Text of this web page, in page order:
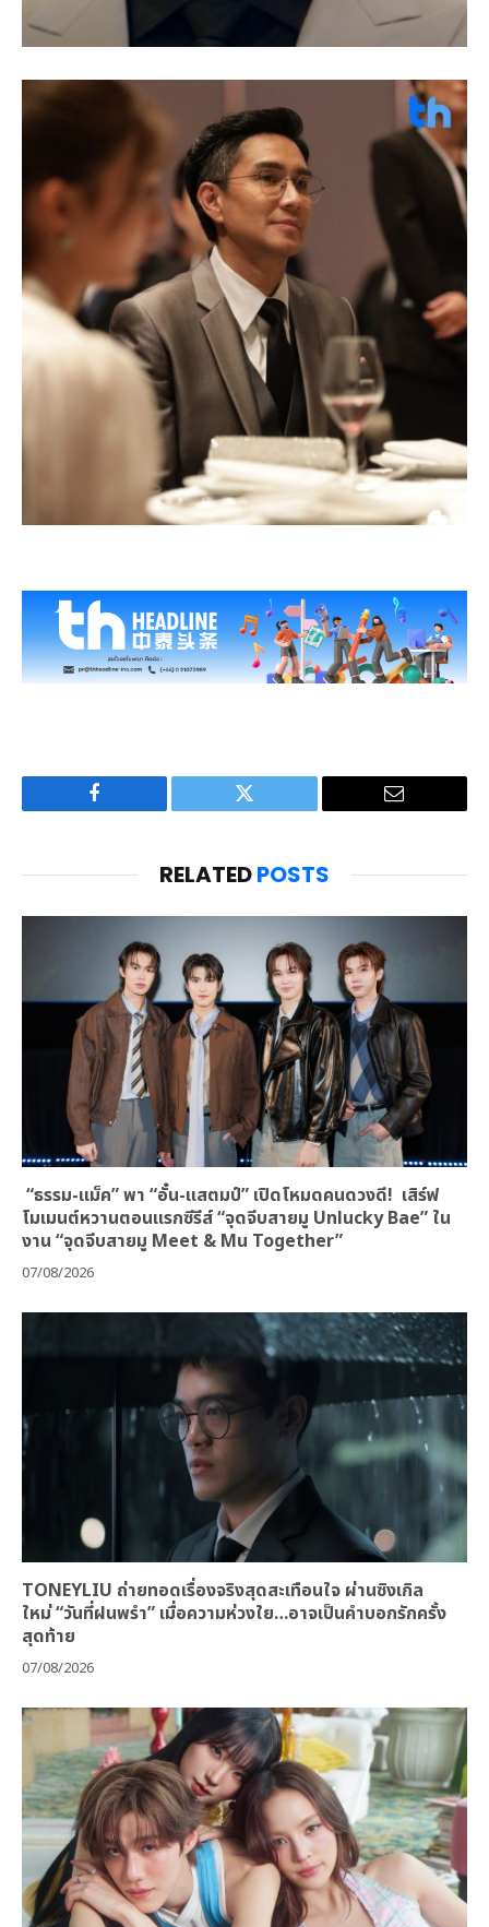
Facebook Twitter Email
RELATEDPOSTS
“ธรรม-แม็ค” พา “อั๋น-แสตมป์” เปิดโหมดคนดวงดี! เสิร์ฟ
โมเมนต์หวานตอนแรกซีรีส์ “จุดจีบสายมู Unlucky Bae” ใน
งาน “จุดจีบสายมู Meet & Mu Together”
07/08/2026
TONEYLIU ถ่ายทอดเรื่องจริงสุดสะเทือนใจ ผ่านซิงเกิล
ใหม่ “วันที่ฝนพรำ” เมื่อความห่วงใย…อาจเป็นคำบอกรักครั้ง
สุดท้าย
07/08/2026